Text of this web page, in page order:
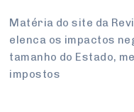
PROJETOS ESPECIAIS:
UM BRASIL
Internacional
Modernização do Estado
Economia Digital
Empresas
Arbitragem e Mediação
Varejo
Sustentabilidade
ESG
Últimas Notícias
Sobre
CONSELHOS
Conselho de Turismo
EMPRESAS
Matéria do site da
elenca os impactos
tamanho do Estado,
impostos